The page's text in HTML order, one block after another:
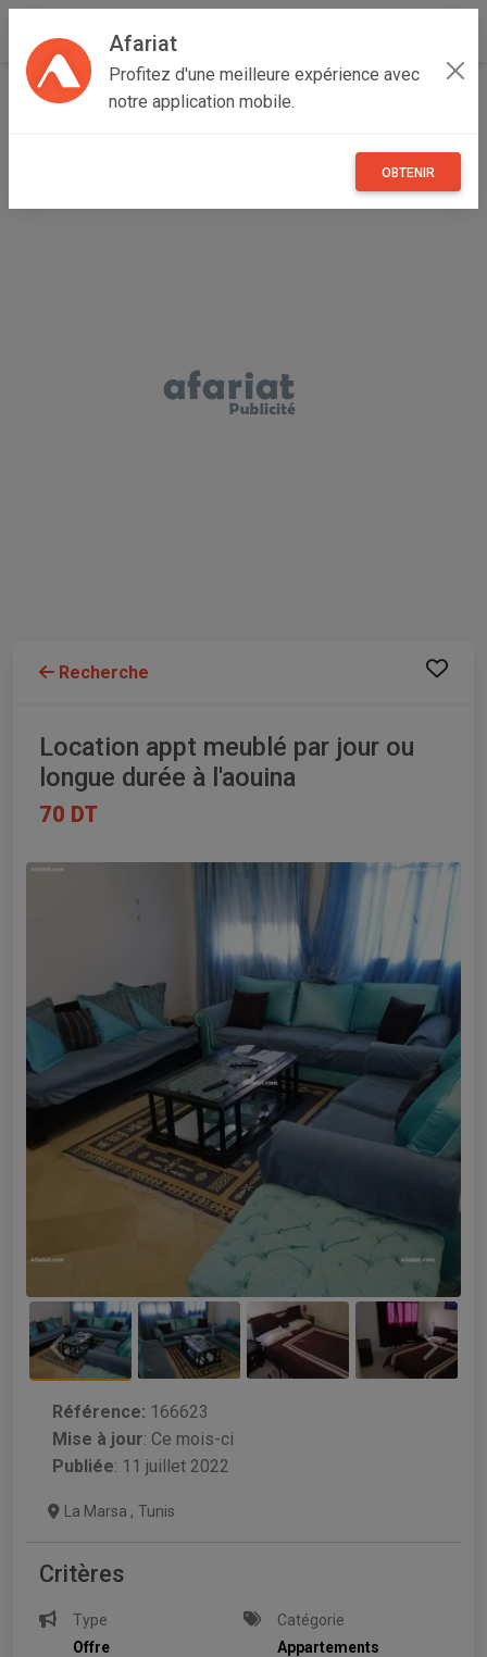
Afariat
Profitez d'une meilleure expérience avec
notre application mobile.
OBTENIR
Accueil Immobilier Grand Tunis
Recherche
Location appt meublé par jour ou
longue durée à l'aouina
70 DT
Référence: 166623
Mise à jour: Ce mois-ci
Publiée: 11 juillet 2022
La Marsa , Tunis
Critères
Type
Offre
Catégorie
Appartements